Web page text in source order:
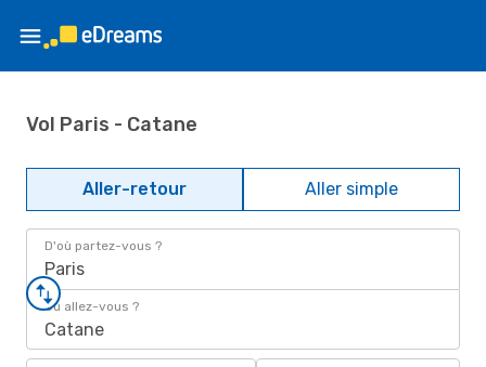
Vol Paris - Catane
Aller-retour Aller simple
D'où partez-vous ?
Paris
Où allez-vous ?
Catane